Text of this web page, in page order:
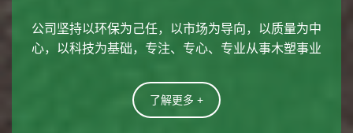
公司坚持以环保为己任，以市场为导向，以质量为中
心，以科技为基础，专注、专心、专业从事木塑事业
了解更多 +